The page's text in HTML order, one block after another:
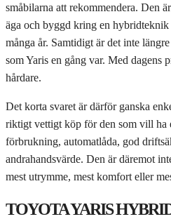
småbilarna att rekommendera. Den
äga och byggd kring en
många år. Samtidigt är det inte
som Yaris en gång var. Med dagens
hårdare.
Det korta svaret är därför ganska
riktigt vettigt köp för den som vill ha
förbrukning, automatlåda, god
andrahandsvärde. Den är däremot
mest utrymme, mest komfort eller
TOYOTA YARIS